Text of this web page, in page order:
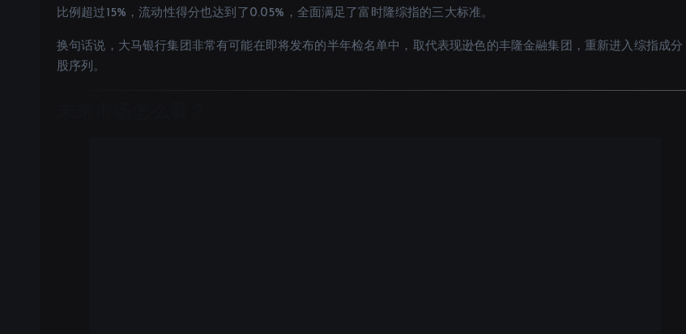
比例超过15%，流动性得分也达到了0.05%，全面满足了富时隆综指的三大标准。
换句话说，大马银行集团非常有可能在即将发布的半年检名单中，取代表现逊色的丰隆金融集团，重新进入综指成分
股序列。